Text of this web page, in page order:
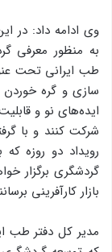
وی ادامه داد: در
به منظور معرفی
طب ایرانی تحت
سازی و گره‌ خوردن
ایده‌های نو و
شرکت کنند و با
رویداد دو روزه
گردشگری برگزار
بازار کارآفرینی
مدیر کل دفتر طب